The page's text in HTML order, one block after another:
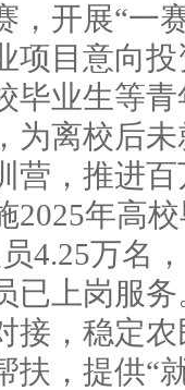
，开展“一
项目意向
毕业生等
为离校后
营，推进
2025年高
4.25万名
已上岗服
接，稳定
扶，提供“